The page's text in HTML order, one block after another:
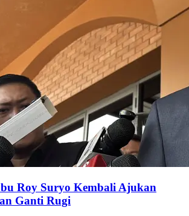
Roy Suryo Kembali Ajukan
Ganti Rugi